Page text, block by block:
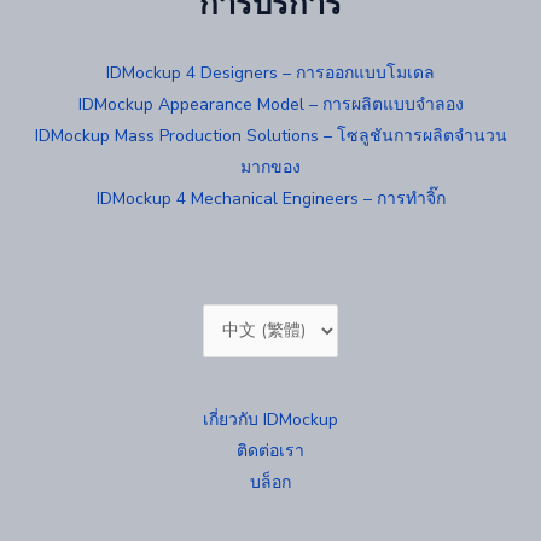
IDMockup 4 Designers – การออกแบบโมเดล
IDMockup Appearance Model – การผลิตแบบจำลอง
IDMockup Mass Production Solutions – โซลูชันการผลิตจำนวน
มากของ
IDMockup 4 Mechanical Engineers – การทำจิ๊ก
Choose
a
เกี่ยวกับ IDMockup
ติดต่อเรา
บล็อก